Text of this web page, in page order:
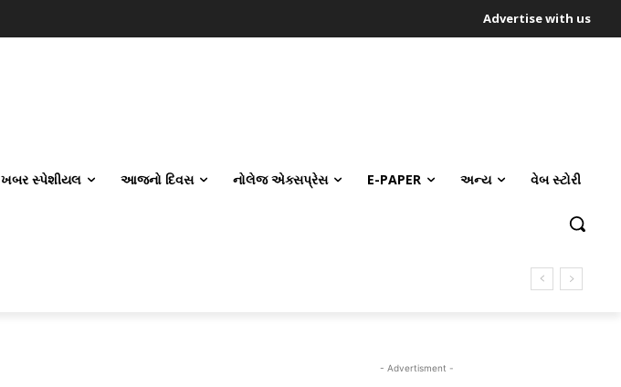
Advertise with us
ખબર સ્પેશીયલ આજનો દિવસ નોલેજ એક્સપ્રેસ E-PAPER અન્ય વેબ સ્ટોરી
- Advertisment -